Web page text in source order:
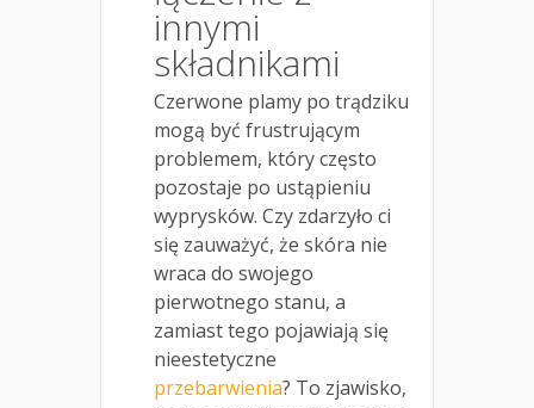
innymi
składnikami
Czerwone plamy po trądziku
mogą być frustrującym
problemem, który często
pozostaje po ustąpieniu
wyprysków. Czy zdarzyło ci
się zauważyć, że skóra nie
wraca do swojego
pierwotnego stanu, a
zamiast tego pojawiają się
nieestetyczne
przebarwienia? To zjawisko,